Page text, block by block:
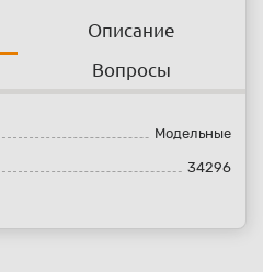
Описание
Вопросы
Модельные
34296